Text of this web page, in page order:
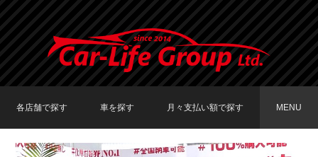
各店舗で探す
TOKYO店在庫車両
大阪店在庫車両
福岡店在庫車両
車を探す
車種で探す
メーカーで探す
月々支払い額で探す
〜19,999円
20,000円〜29,999円
30,000円〜39,999円
40,000円〜49,999円
50,000円〜
MENU